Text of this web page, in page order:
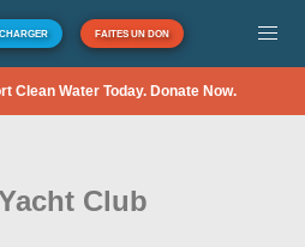
FAITES UN DON
Clean Water Today. Donate Now.
Club